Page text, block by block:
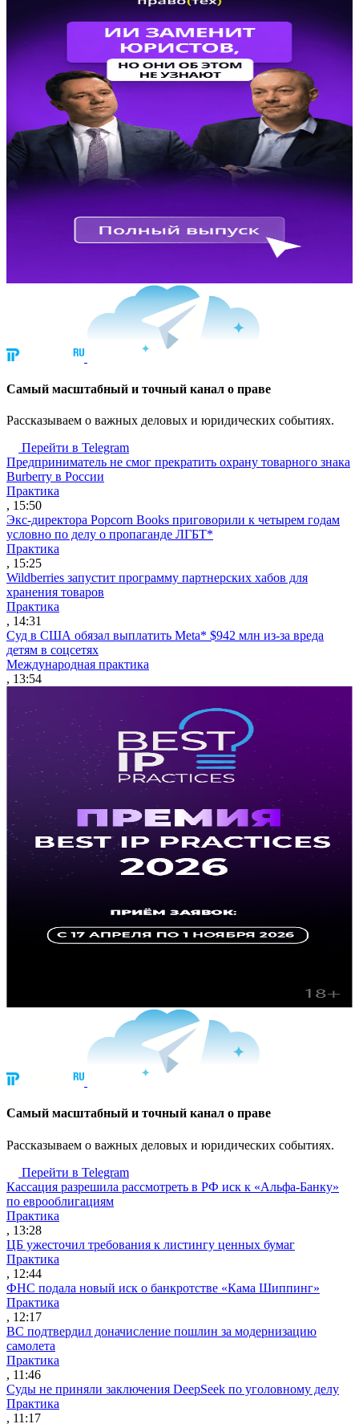
Cамый масштабный и точный канал о праве
Рассказываем о важных деловых и юридических событиях.
Перейти в Telegram
Предприниматель не смог прекратить охрану товарного знака
Burberry в России
Практика
, 15:50
Экс-директора Popcorn Books приговорили к четырем годам
условно по делу о пропаганде ЛГБТ*
Практика
, 15:25
Wildberries запустит программу партнерских хабов для
хранения товаров
Практика
, 14:31
Суд в США обязал выплатить Meta* $942 млн из-за вреда
детям в соцсетях
Международная практика
, 13:54
Cамый масштабный и точный канал о праве
Рассказываем о важных деловых и юридических событиях.
Перейти в Telegram
Кассация разрешила рассмотреть в РФ иск к «Альфа-Банку»
по еврооблигациям
Практика
, 13:28
ЦБ ужесточил требования к листингу ценных бумаг
Практика
, 12:44
ФНС подала новый иск о банкротстве «Кама Шиппинг»
Практика
, 12:17
ВС подтвердил доначисление пошлин за модернизацию
самолета
Практика
, 11:46
Суды не приняли заключения DeepSeek по уголовному делу
Практика
, 11:17